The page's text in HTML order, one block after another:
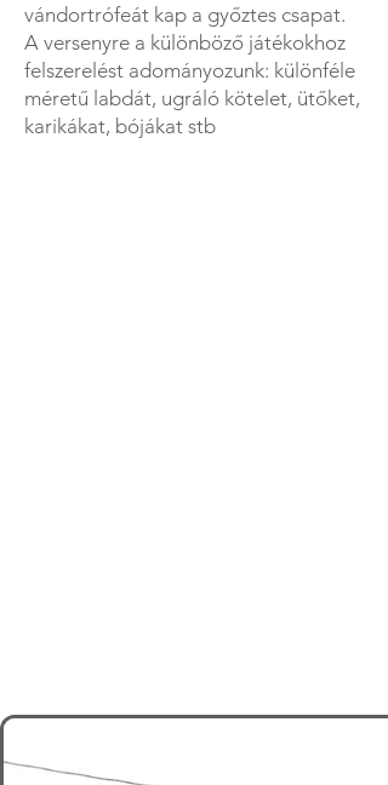
vándortrófeát kap a győztes csapat.
A versenyre a különböző játékokhoz
felszerelést adományozunk: különféle
méretű labdát, ugráló kötelet, ütőket,
karikákat, bójákat stb